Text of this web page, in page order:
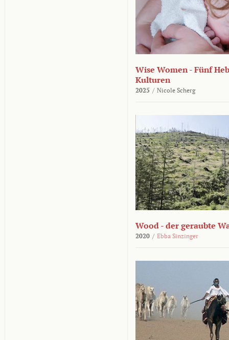
Wise Women - Fünf
Kulturen
2025 / Nicole Scherg
Wood - der geraubte
2020 / Ebba Sinzinger